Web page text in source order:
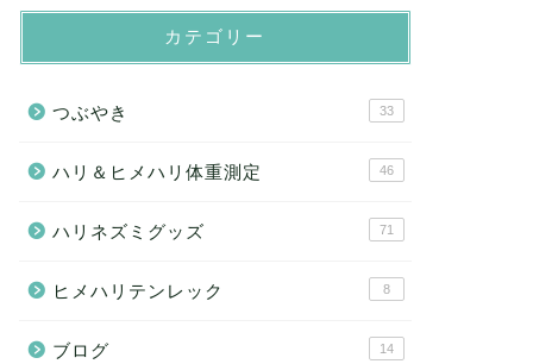
カテゴリー
つぶやき 33
ハリ＆ヒメハリ体重測定 46
ハリネズミグッズ 71
ヒメハリテンレック 8
ブログ 14